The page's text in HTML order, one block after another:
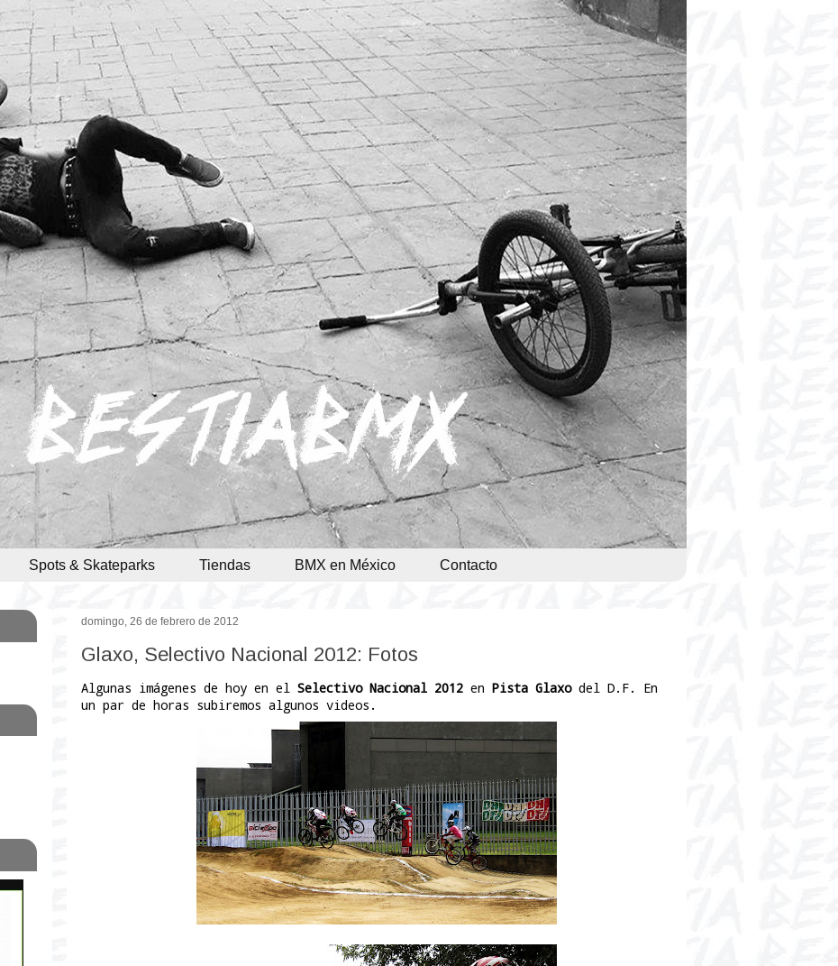
Spots & Skateparks Tiendas BMX en México Contacto
domingo, 26 de febrero de 2012
Glaxo, Selectivo Nacional 2012: Fotos
Algunas imágenes de hoy en el Selectivo Nacional 2012 en Pista Glaxodel D.F. En
un par de horas subiremos algunos videos.